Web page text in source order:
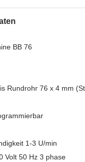
BB 76
Rundrohr 76 x 4 mm
1-3 U/min
Volt 50 Hz 3 phase